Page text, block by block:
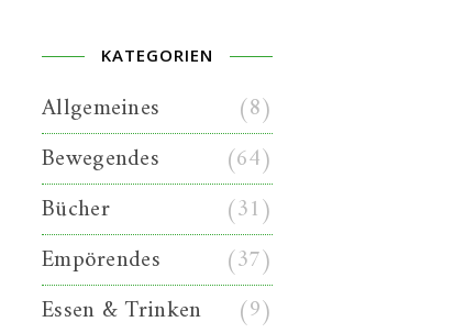
KATEGORIEN
Allgemeines
(8)
Bewegendes
(64)
Bücher
(31)
Empörendes
(37)
Essen & Trinken
(9)